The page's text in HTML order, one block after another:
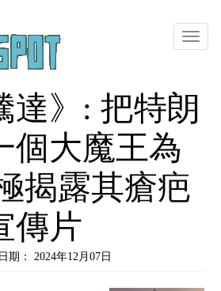
Toggle
達》: 把特朗
個大魔王為
揭露其瘡疤
傳片
期： 2024年12月07日